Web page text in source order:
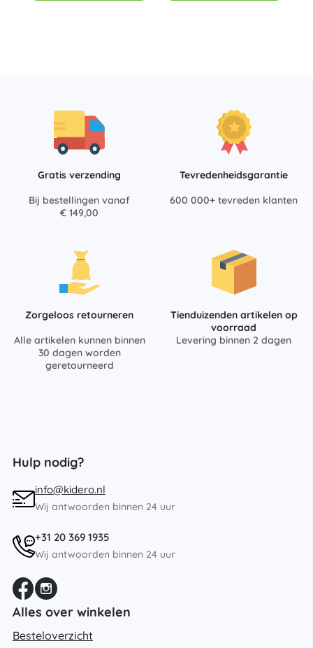
Gratis verzending
Bij bestellingen vanaf
€ 149,00
Tevredenheidsgarantie
600 000+ tevreden klanten
Zorgeloos retourneren
Alle artikelen kunnen binnen
30 dagen worden
geretourneerd
Tienduizenden artikelen op
voorraad
Levering binnen 2 dagen
Hulp nodig?
info@kidero.nl
Wij antwoorden binnen 24 uur
+31 20 369 1935
Wij antwoorden binnen 24 uur
Alles over winkelen
Besteloverzicht